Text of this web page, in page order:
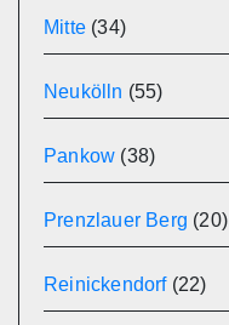
Mitte (34)
Neukölln (55)
Pankow (38)
Prenzlauer Berg (20)
Reinickendorf(22)